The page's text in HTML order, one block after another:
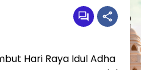
Hari Raya Idul Adha